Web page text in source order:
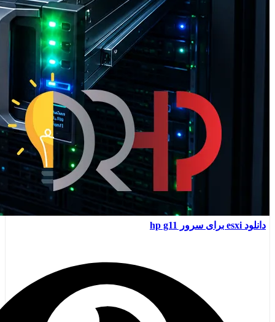
دانلود esxi برای سرور hp g11